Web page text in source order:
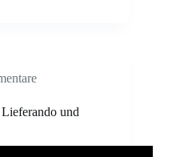
und